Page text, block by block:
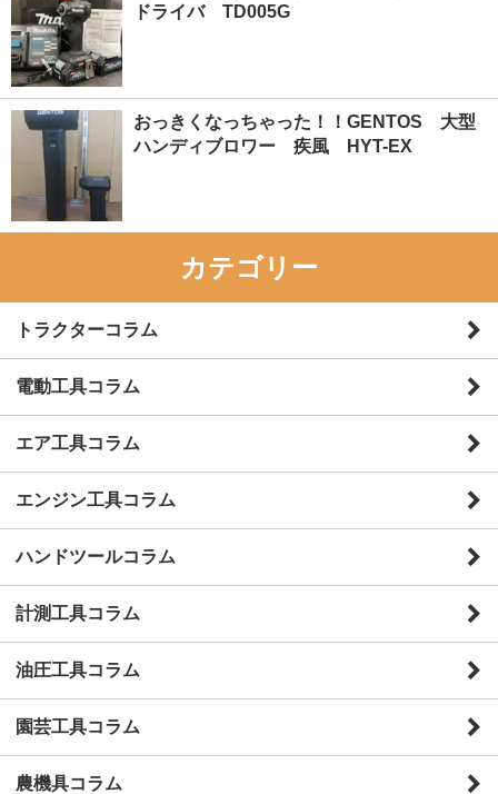
ドライバ TD005G
おっきくなっちゃった！！GENTOS 大型
ハンディブロワー 疾風 HYT-EX
カテゴリー
トラクターコラム
電動工具コラム
エア工具コラム
エンジン工具コラム
ハンドツールコラム
計測工具コラム
油圧工具コラム
園芸工具コラム
農機具コラム